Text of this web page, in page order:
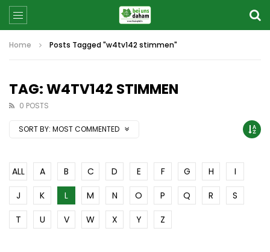
Home Posts Tagged "w4tv142 stimmen"
TAG: W4TV142 STIMMEN
0 POSTS
SORT BY: MOST COMMENTED
ALL A B C D E F G H
I
J
K L M N O P Q R
S
T
U V W X Y Z